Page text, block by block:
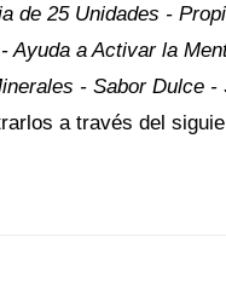
de 25 Unidades -
Ayuda a Activar la
- Sabor Dulce -
a través del